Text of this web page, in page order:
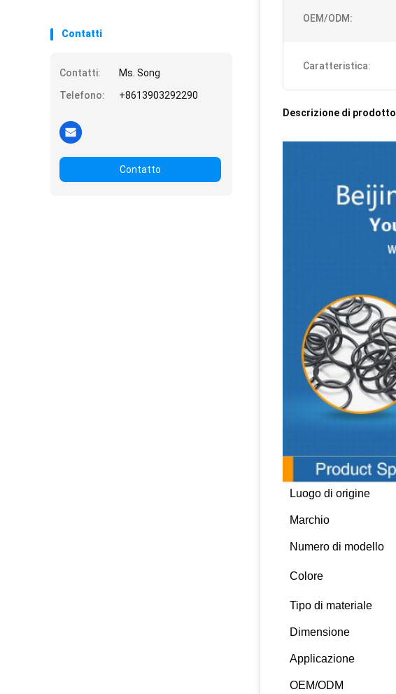
Contatti
Contatti:
Ms. Song
Telefono:
+8613903292290
Contatto
OEM/ODM:
Caratteristica:
Descrizione di prodotto
Luogo di origine
Marchio
Numero di modello
Colore
Tipo di materiale
Dimensione
Applicazione
OEM/ODM